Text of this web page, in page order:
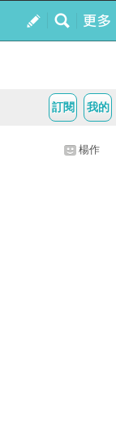
我的
訂閱
楊作